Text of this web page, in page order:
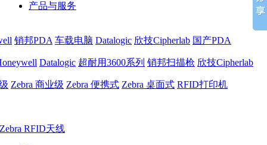
产品与服务
销邦PDA 车载电脑 Datalogic 欣技Cipherlab 国产PDA
Datalogic 超耐用3600系列 销邦扫描枪 欣技Cipherlab
Zebra 商业级 Zebra 便携式 Zebra 桌面式 RFID打印机
Zebra RFID天线